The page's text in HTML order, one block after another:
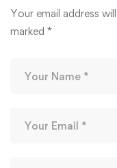
Your email address
marked *